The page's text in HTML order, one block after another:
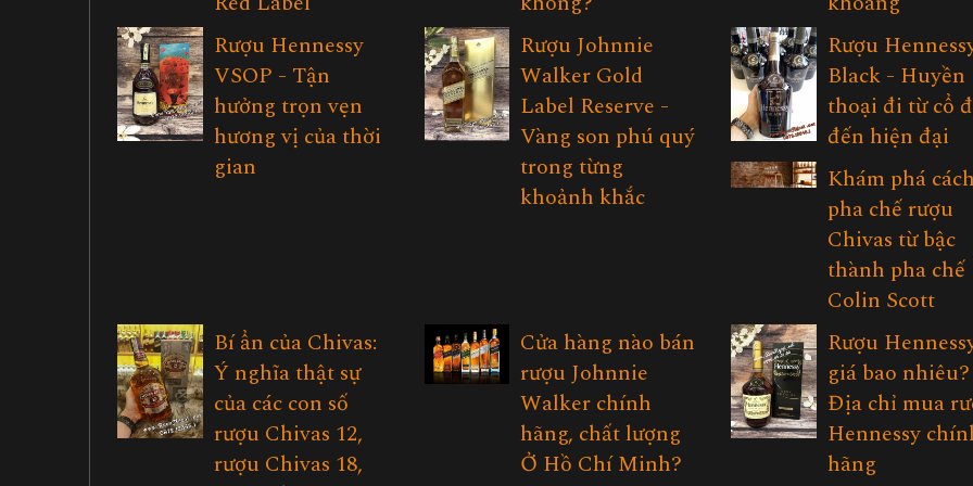
Rượu Hennessy
VSOP - Tận
hưởng trọn vẹn
hương vị của thời
gian
Rượu Johnnie
Walker Gold
Label Reserve -
Vàng son phú quý
trong từng
khoảnh khắc
Rượu
Black - Huyền
thoại đi từ cổ
đến hiện đại
Khám phá cách
pha chế rượu
Chivas từ bậc
thành pha chế
Colin Scott
Bí ẩn của Chivas:
Ý nghĩa thật sự
của các con số
rượu Chivas 12,
rượu Chivas 18,
Cửa hàng nào bán
rượu Johnnie
Walker chính
hãng, chất lượng
Ở Hồ Chí Minh?
Rượu
giá bao nhiêu?
Địa chỉ mua
Hennessy
hãng